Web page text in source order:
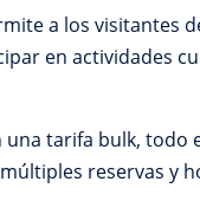
a los visitantes
en actividades
tarifa bulk, todo
reservas y